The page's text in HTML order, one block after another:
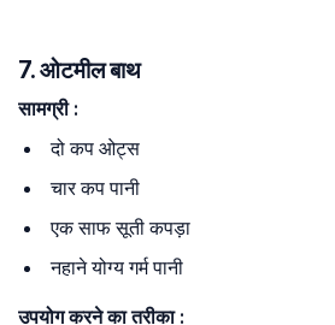
7. ओटमील बाथ
सामग्री:
दो कप ओट्स
चार कप पानी
एक साफ सूती कपड़ा
नहाने योग्य गर्म पानी
उपयोग करने का तरीका: